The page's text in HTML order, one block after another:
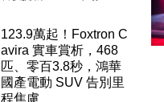
123.9萬起！Foxtron C
avira 實車賞析，468
匹、零百3.8秒，鴻華
國產電動 SUV 告別里
程焦慮